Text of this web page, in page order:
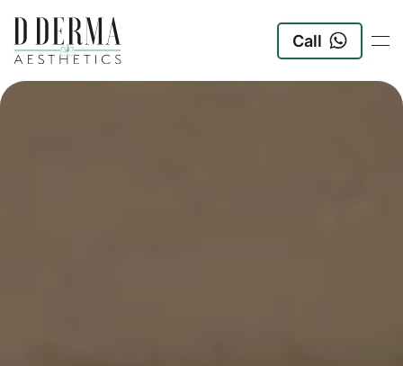
Zum Hauptinhalt springen
Call